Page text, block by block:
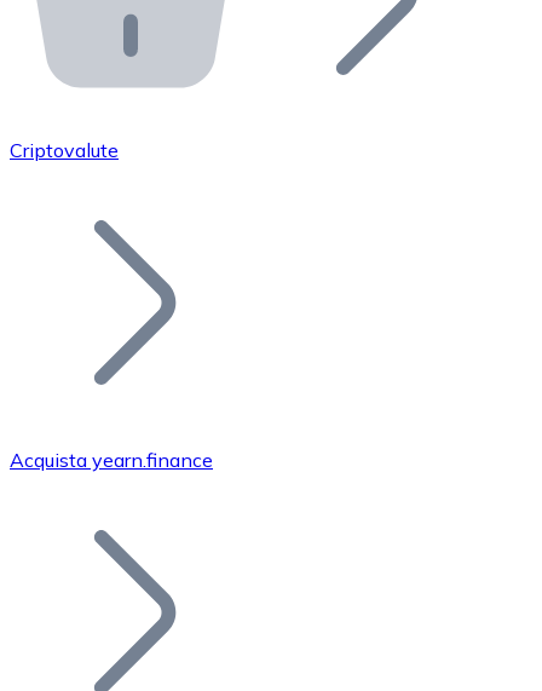
API Bitnovo
Integra la nostra API nel tuo ecosistema.
Unisciti alla nostra rete di rivenditori e
Aggiungi il token del tuo progetto al nostro servizio di
Bitcoin
Criptovalute
Acquista yearn.finance